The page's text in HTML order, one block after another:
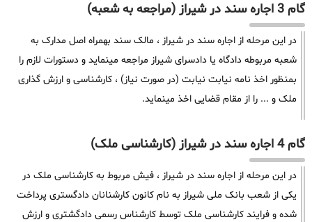
گام 3 اجاره سند در شیراز (مراجعه به شعبه)
در این مرحله از اجاره سند در شیراز ، مالک سند بهمراه اصل مدارک به
شعبه مربوطه دادگاه یا دادسرای شیراز مراجعه مینماید و دستورات لازم را
بمنظور اخذ نامه نیابت نیابت (در صورت نیاز) ، کارشناسی و ارزش گذاری
ملک و ... را از مقام قضایی اخذ مینماید.
گام 4 اجاره سند در شیراز (کارشناسی ملک)
در این مرحله از اجاره سند در شیراز ، فیش مربوط به کارشناسی ملک در
یکی از شعب بانک ملی شیراز به نام کانون کارشنانان دادگستری پرداخت
شده و فرایند کارشناسی ملک توسط کارشناس رسمی دادگشتری و ارزش